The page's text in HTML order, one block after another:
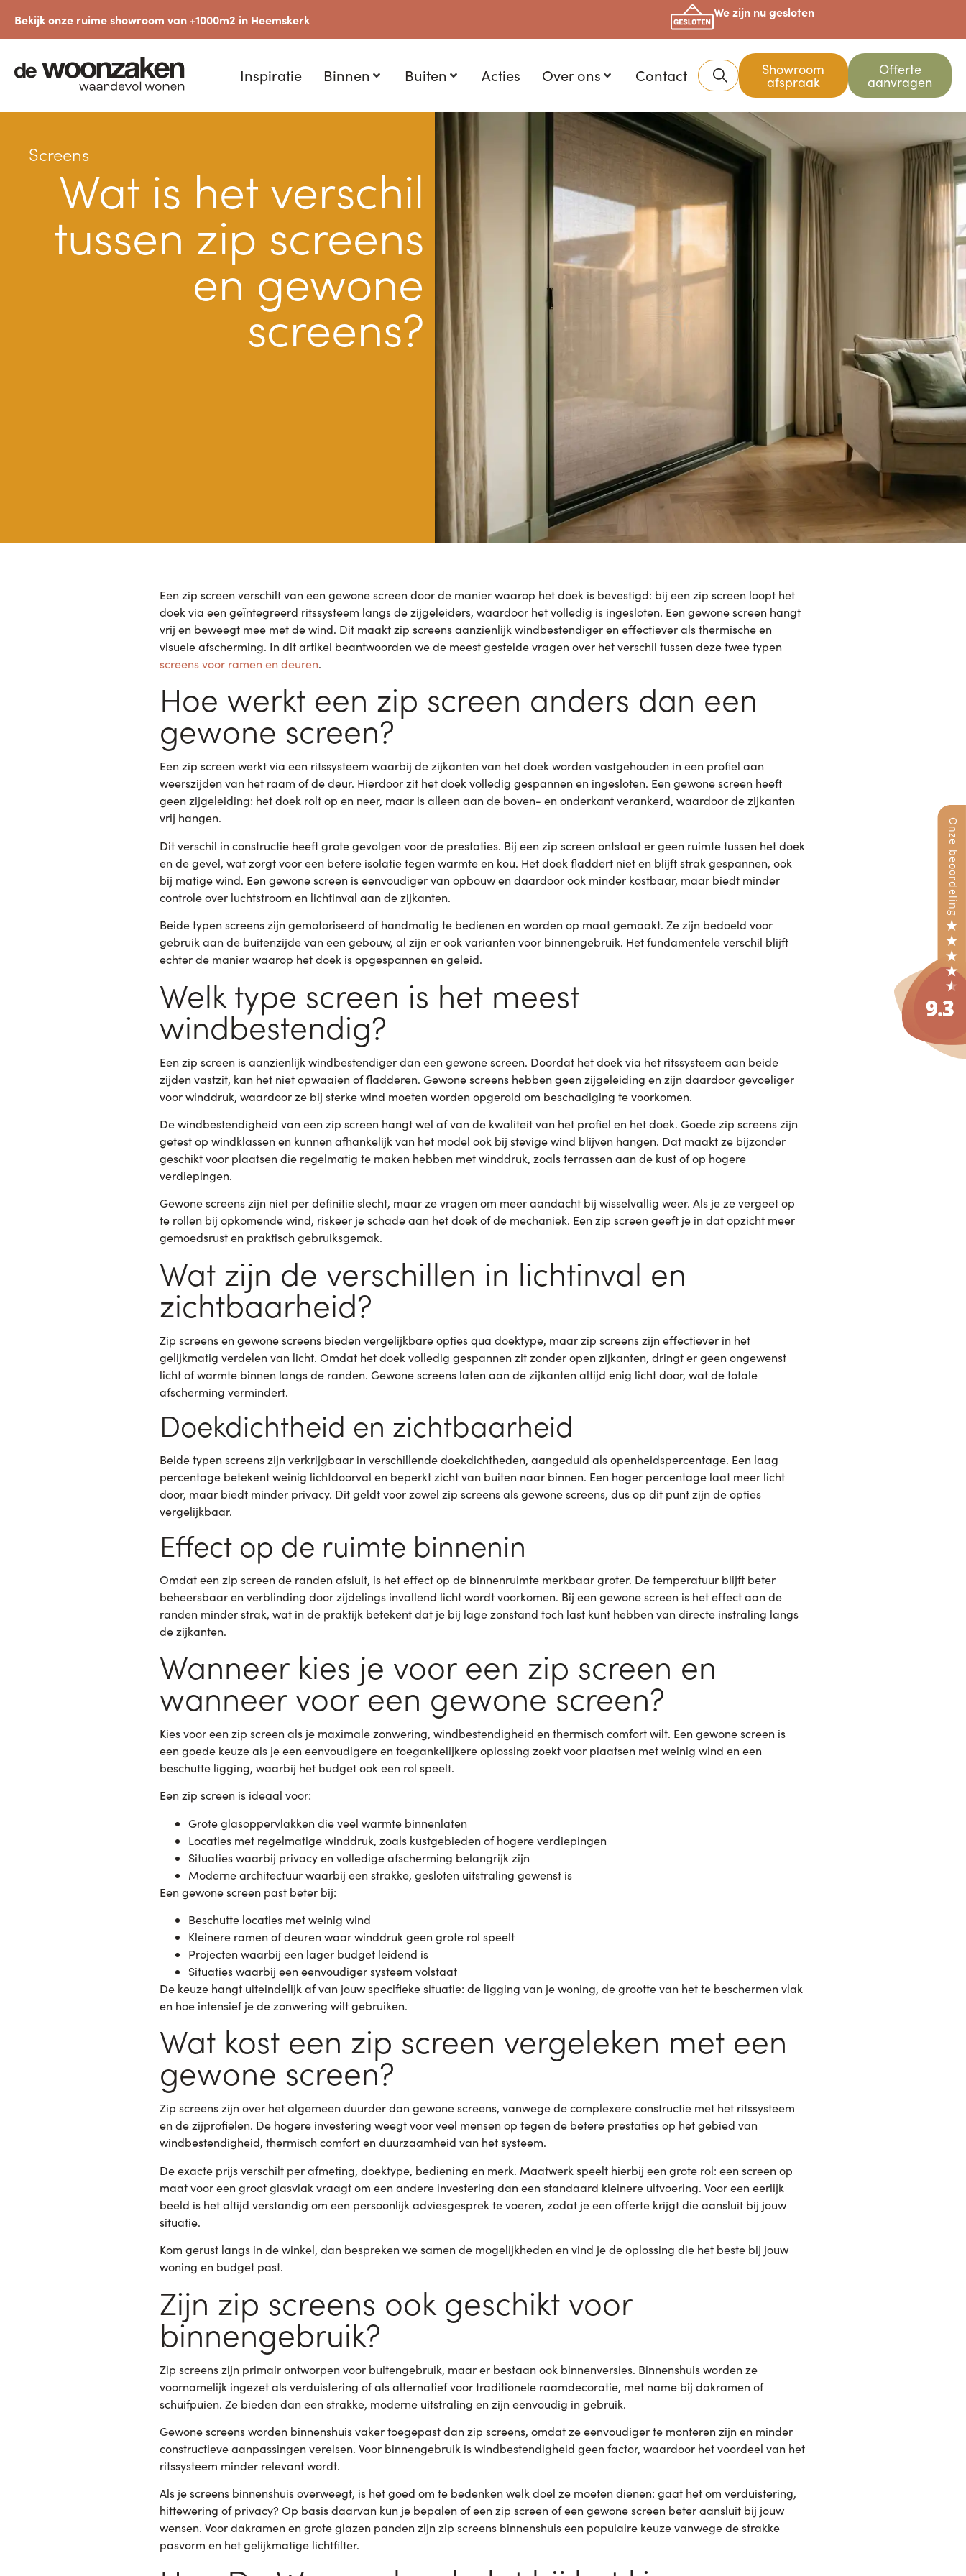
Bekijk onze ruime showroom van +1000m2 in Heemskerk We zijn nu gesloten
Inspiratie Binnen Buiten Acties Over ons Contact Showroom
afspraak
Offerte
aanvragen
Screens
Wat is het verschil
tussen zip screens
en gewone
screens?
Een zip screen verschilt van een gewone screen door de manier waarop het doek is bevestigd: bij een zip screen loopt het
doek via een geïntegreerd ritssysteem langs de zijgeleiders, waardoor het volledig is ingesloten. Een gewone screen hangt
vrij en beweegt mee met de wind. Dit maakt zip screens aanzienlijk windbestendiger en effectiever als thermische en
visuele afscherming. In dit artikel beantwoorden we de meest gestelde vragen over het verschil tussen deze twee typen
screens voor ramen en deuren.
Hoe werkt een zip screen anders dan een
gewone screen?
Een zip screen werkt via een ritssysteem waarbij de zijkanten van het doek worden vastgehouden in een profiel aan
weerszijden van het raam of de deur. Hierdoor zit het doek volledig gespannen en ingesloten. Een gewone screen heeft
geen zijgeleiding: het doek rolt op en neer, maar is alleen aan de boven- en onderkant verankerd, waardoor de zijkanten
vrij hangen.
Dit verschil in constructie heeft grote gevolgen voor de prestaties. Bij een zip screen ontstaat er geen ruimte tussen het doek
en de gevel, wat zorgt voor een betere isolatie tegen warmte en kou. Het doek fladdert niet en blijft strak gespannen, ook
bij matige wind. Een gewone screen is eenvoudiger van opbouw en daardoor ook minder kostbaar, maar biedt minder
controle over luchtstroom en lichtinval aan de zijkanten.
Beide typen screens zijn gemotoriseerd of handmatig te bedienen en worden op maat gemaakt. Ze zijn bedoeld voor
gebruik aan de buitenzijde van een gebouw, al zijn er ook varianten voor binnengebruik. Het fundamentele verschil blijft
echter de manier waarop het doek is opgespannen en geleid.
Welk type screen is het meest
windbestendig?
Een zip screen is aanzienlijk windbestendiger dan een gewone screen. Doordat het doek via het ritssysteem aan beide
zijden vastzit, kan het niet opwaaien of fladderen. Gewone screens hebben geen zijgeleiding en zijn daardoor gevoeliger
voor winddruk, waardoor ze bij sterke wind moeten worden opgerold om beschadiging te voorkomen.
De windbestendigheid van een zip screen hangt wel af van de kwaliteit van het profiel en het doek. Goede zip screens zijn
getest op windklassen en kunnen afhankelijk van het model ook bij stevige wind blijven hangen. Dat maakt ze bijzonder
geschikt voor plaatsen die regelmatig te maken hebben met winddruk, zoals terrassen aan de kust of op hogere
verdiepingen.
Gewone screens zijn niet per definitie slecht, maar ze vragen om meer aandacht bij wisselvallig weer. Als je ze vergeet op
te rollen bij opkomende wind, riskeer je schade aan het doek of de mechaniek. Een zip screen geeft je in dat opzicht meer
gemoedsrust en praktisch gebruiksgemak.
Wat zijn de verschillen in lichtinval en
zichtbaarheid?
Zip screens en gewone screens bieden vergelijkbare opties qua doektype, maar zip screens zijn effectiever in het
gelijkmatig verdelen van licht. Omdat het doek volledig gespannen zit zonder open zijkanten, dringt er geen ongewenst
licht of warmte binnen langs de randen. Gewone screens laten aan de zijkanten altijd enig licht door, wat de totale
afscherming vermindert.
Doekdichtheid en zichtbaarheid
Beide typen screens zijn verkrijgbaar in verschillende doekdichtheden, aangeduid als openheidspercentage. Een laag
percentage betekent weinig lichtdoorval en beperkt zicht van buiten naar binnen. Een hoger percentage laat meer licht
door, maar biedt minder privacy. Dit geldt voor zowel zip screens als gewone screens, dus op dit punt zijn de opties
vergelijkbaar.
Effect op de ruimte binnenin
Omdat een zip screen de randen afsluit, is het effect op de binnenruimte merkbaar groter. De temperatuur blijft beter
beheersbaar en verblinding door zijdelings invallend licht wordt voorkomen. Bij een gewone screen is het effect aan de
randen minder strak, wat in de praktijk betekent dat je bij lage zonstand toch last kunt hebben van directe instraling langs
de zijkanten.
Wanneer kies je voor een zip screen en
wanneer voor een gewone screen?
Kies voor een zip screen als je maximale zonwering, windbestendigheid en thermisch comfort wilt. Een gewone screen is
een goede keuze als je een eenvoudigere en toegankelijkere oplossing zoekt voor plaatsen met weinig wind en een
beschutte ligging, waarbij het budget ook een rol speelt.
Een zip screen is ideaal voor:
Grote glasoppervlakken die veel warmte binnenlaten
Locaties met regelmatige winddruk, zoals kustgebieden of hogere verdiepingen
Situaties waarbij privacy en volledige afscherming belangrijk zijn
Moderne architectuur waarbij een strakke, gesloten uitstraling gewenst is
Een gewone screen past beter bij:
Beschutte locaties met weinig wind
Kleinere ramen of deuren waar winddruk geen grote rol speelt
Projecten waarbij een lager budget leidend is
Situaties waarbij een eenvoudiger systeem volstaat
De keuze hangt uiteindelijk af van jouw specifieke situatie: de ligging van je woning, de grootte van het te beschermen vlak
en hoe intensief je de zonwering wilt gebruiken.
Wat kost een zip screen vergeleken met een
gewone screen?
Zip screens zijn over het algemeen duurder dan gewone screens, vanwege de complexere constructie met het ritssysteem
en de zijprofielen. De hogere investering weegt voor veel mensen op tegen de betere prestaties op het gebied van
windbestendigheid, thermisch comfort en duurzaamheid van het systeem.
De exacte prijs verschilt per afmeting, doektype, bediening en merk. Maatwerk speelt hierbij een grote rol: een screen op
maat voor een groot glasvlak vraagt om een andere investering dan een standaard kleinere uitvoering. Voor een eerlijk
beeld is het altijd verstandig om een persoonlijk adviesgesprek te voeren, zodat je een offerte krijgt die aansluit bij jouw
situatie.
Kom gerust langs in de winkel, dan bespreken we samen de mogelijkheden en vind je de oplossing die het beste bij jouw
woning en budget past.
Zijn zip screens ook geschikt voor
binnengebruik?
Zip screens zijn primair ontworpen voor buitengebruik, maar er bestaan ook binnenversies. Binnenshuis worden ze
voornamelijk ingezet als verduistering of als alternatief voor traditionele raamdecoratie, met name bij dakramen of
schuifpuien. Ze bieden dan een strakke, moderne uitstraling en zijn eenvoudig in gebruik.
Gewone screens worden binnenshuis vaker toegepast dan zip screens, omdat ze eenvoudiger te monteren zijn en minder
constructieve aanpassingen vereisen. Voor binnengebruik is windbestendigheid geen factor, waardoor het voordeel van het
ritssysteem minder relevant wordt.
Als je screens binnenshuis overweegt, is het goed om te bedenken welk doel ze moeten dienen: gaat het om verduistering,
hittewering of privacy? Op basis daarvan kun je bepalen of een zip screen of een gewone screen beter aansluit bij jouw
wensen. Voor dakramen en grote glazen panden zijn zip screens binnenshuis een populaire keuze vanwege de strakke
pasvorm en het gelijkmatige lichtfilter.